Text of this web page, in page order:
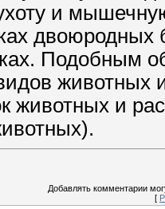
и
двоюродных
Подобным
животных
животных и
Добавлять комментарии
[